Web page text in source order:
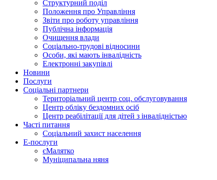
Структурний поділ
Положення про Управління
Звіти про роботу управління
Публічна інформація
Очищення влади
Соціально-трудові відносини
Особи, які мають інвалідність
Електронні закупівлі
Новини
Послуги
Соціальні партнери
Територіальний центр соц. обслуговування
Центр обліку бездомних осіб
Центр реабілітації для дітей з інвалідністью
Часті питання
Соціальний захист населення
Е-послуги
єМалятко
Муніципальна няня